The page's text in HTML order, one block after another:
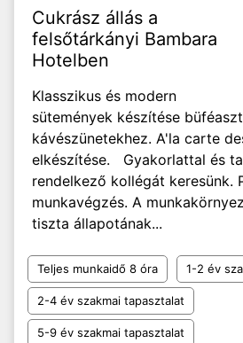
Cukrász állás a
felsőtárkányi Bambara
Hotelben
Klasszikus és modern
sütemények készítése
kávészünetekhez. A'la carte
elkészítése. Gyakorlattal és
rendelkező kollégát keresünk.
munkavégzés. A
tiszta állapotának...
Teljes munkaidő 8 óra 1-2 év
2-4 év szakmai tapasztalat
5-9 év szakmai tapasztalat